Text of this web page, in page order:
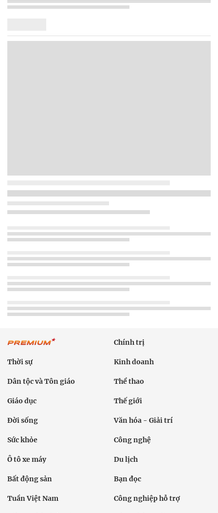
Chính trị
Thời sự Kinh doanh
Dân tộc và Tôn giáo Thể thao
Giáo dục Thế giới
Đời sống Văn hóa - Giải trí
Sức khỏe Công nghệ
Ô tô xe máy Du lịch
Bất động sản Bạn đọc
Tuần Việt Nam Công nghiệp hỗ trợ